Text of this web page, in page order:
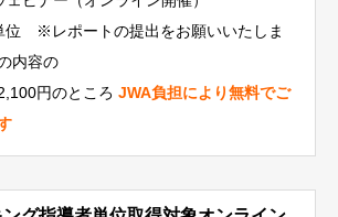
位 ※レポートの提出をお願いいたしま
内容の
円のところ JWA負担により無料でご